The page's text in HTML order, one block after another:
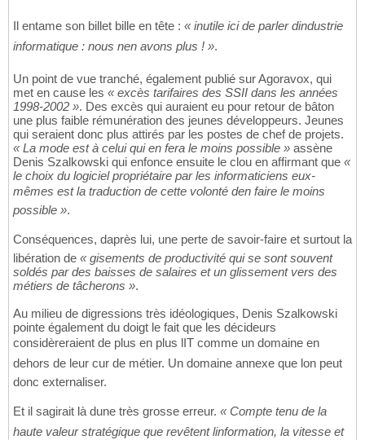
Il entame son billet bille en tête : « inutile ici de parler dindustrie
informatique : nous nen avons plus ! ».
Un point de vue tranché, également publié sur Agoravox, qui
met en cause les « excès tarifaires des SSII dans les années
1998-2002 ». Des excès qui auraient eu pour retour de bâton
une plus faible rémunération des jeunes développeurs. Jeunes
qui seraient donc plus attirés par les postes de chef de projets.
« La mode est à celui qui en fera le moins possible » assène
Denis Szalkowski qui enfonce ensuite le clou en affirmant que «
le choix du logiciel propriétaire par les informaticiens eux-
mêmes est la traduction de cette volonté den faire le moins
possible ».
Conséquences, daprès lui, une perte de savoir-faire et surtout la
libération de « gisements de productivité qui se sont souvent
soldés par des baisses de salaires et un glissement vers des
métiers de tâcherons ».
Au milieu de digressions très idéologiques, Denis Szalkowski
pointe également du doigt le fait que les décideurs
considèreraient de plus en plus lIT comme un domaine en
dehors de leur cur de métier. Un domaine annexe que lon peut
donc externaliser.
Et il sagirait là dune très grosse erreur. « Compte tenu de la
haute valeur stratégique que revêtent linformation, la vitesse et